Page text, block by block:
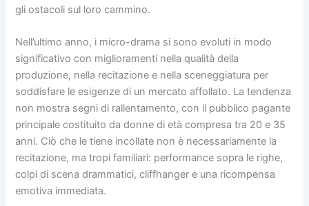
gli ostacoli sul loro cammino.
Nell’ultimo anno, i micro-drama si sono evoluti in modo
significativo con miglioramenti nella qualità della
produzione, nella recitazione e nella sceneggiatura per
soddisfare le esigenze di un mercato affollato. La tendenza
non mostra segni di rallentamento, con il pubblico pagante
principale costituito da donne di età compresa tra 20 e 35
anni. Ciò che le tiene incollate non è necessariamente la
recitazione, ma tropi familiari: performance sopra le righe,
colpi di scena drammatici, cliffhanger e una ricompensa
emotiva immediata.